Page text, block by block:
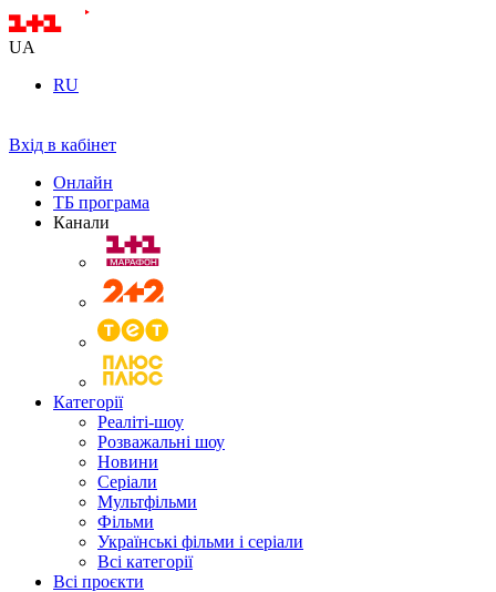
UA
RU
Вхід в кабінет
Онлайн
ТБ програма
Канали
Категорії
Реаліті-шоу
Розважальні шоу
Новини
Серіали
Мультфільми
Фільми
Українські фільми і серіали
Всі категорії
Всі проєкти